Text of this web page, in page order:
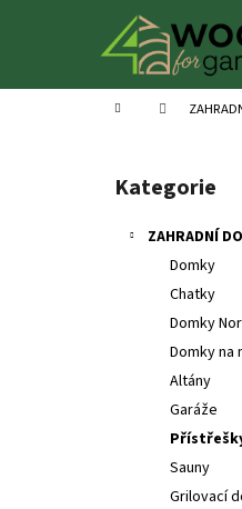
Domů
Přeskočit
kategorie
Kategorie
ZAHRADNÍ
Domky
Chatky
Domky
Domky na
Altány
Garáže
Sauny
Grilovací
í
Zpět
do
Zpět
do
DĚTSKÝ DOMEK